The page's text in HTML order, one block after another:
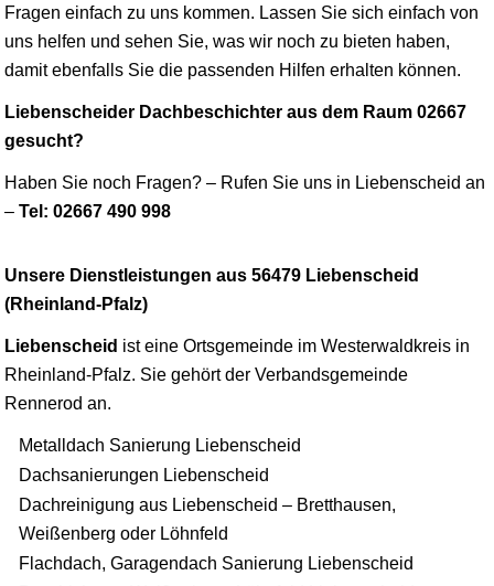
Fragen einfach zu uns kommen. Lassen Sie sich einfach von
uns helfen und sehen Sie, was wir noch zu bieten haben,
damit ebenfalls Sie die passenden Hilfen erhalten können.
Liebenscheider Dachbeschichter aus dem Raum 02667
gesucht?
Haben Sie noch Fragen? – Rufen Sie uns in Liebenscheid an
– Tel: 02667 490 998
Unsere Dienstleistungen aus 56479 Liebenscheid
(Rheinland-Pfalz)
Liebenscheid ist eine Ortsgemeinde im Westerwaldkreis in
Rheinland-Pfalz. Sie gehört der Verbandsgemeinde
Rennerod an.
Metalldach Sanierung Liebenscheid
Dachsanierungen Liebenscheid
Dachreinigung aus Liebenscheid – Bretthausen,
Weißenberg oder Löhnfeld
Flachdach, Garagendach Sanierung Liebenscheid